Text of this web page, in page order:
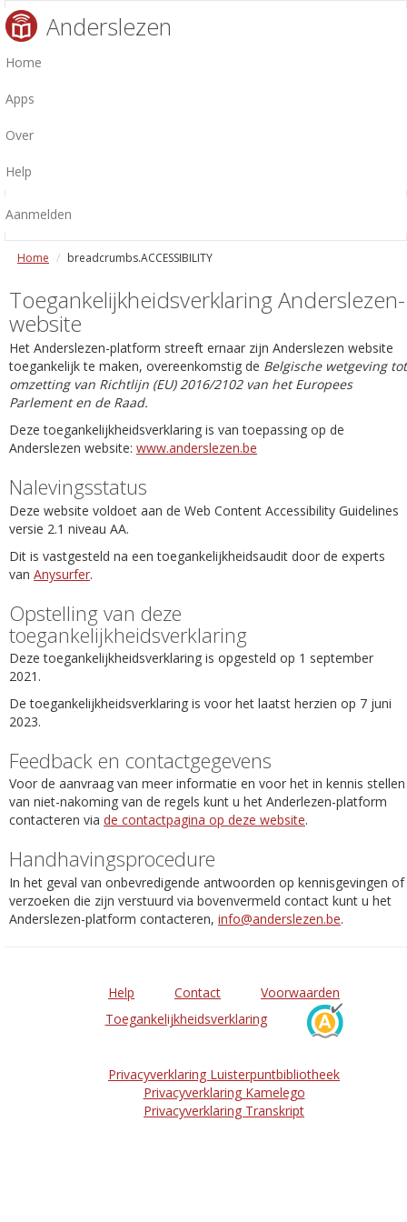
Anderslezen
Home
Apps
Over
Help
Aanmelden
Home breadcrumbs.ACCESSIBILITY
Toegankelijkheidsverklaring Anderslezen-
website
Het Anderslezen-platform streeft ernaar zijn Anderslezen website
toegankelijk te maken, overeenkomstig de Belgische wetgeving tot
omzetting van Richtlijn (EU) 2016/2102 van het Europees
Parlement en de Raad.
Deze toegankelijkheidsverklaring is van toepassing op de
Anderslezen website: www.anderslezen.be
Nalevingsstatus
Deze website voldoet aan de Web Content Accessibility Guidelines
versie 2.1 niveau AA.
Dit is vastgesteld na een toegankelijkheidsaudit door de experts
van Anysurfer.
Opstelling van deze
toegankelijkheidsverklaring
Deze toegankelijkheidsverklaring is opgesteld op 1 september
2021.
De toegankelijkheidsverklaring is voor het laatst herzien op 7 juni
2023.
Feedback en contactgegevens
Voor de aanvraag van meer informatie en voor het in kennis stellen
van niet-nakoming van de regels kunt u het Anderlezen-platform
contacteren via de contactpagina op deze website.
Handhavingsprocedure
In het geval van onbevredigende antwoorden op kennisgevingen of
verzoeken die zijn verstuurd via bovenvermeld contact kunt u het
Anderslezen-platform contacteren, info@anderslezen.be.
Help Contact
Voorwaarden
Toegankelijkheidsverklaring
Privacyverklaring Luisterpuntbibliotheek
Privacyverklaring Kamelego
Privacyverklaring Transkript